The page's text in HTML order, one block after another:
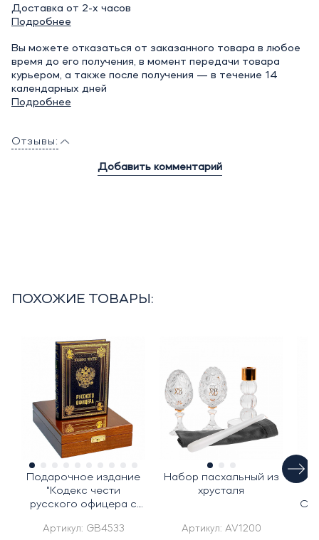
Доставка от 2-х часов
Подробнее
Вы можете отказаться от заказанного товара в любое
время до его получения, в момент передачи товара
курьером, а также после получения — в течение 14
календарных дней
Подробнее
Отзывы:
Добавить комментарий
ПОХОЖИЕ ТОВАРЫ:
Подарочное издание
"Кодекс чести
русского офицера с
Победоносец"
Артикул: GB4533
Набор пасхальный из
хрусталя
Артикул: AV1200